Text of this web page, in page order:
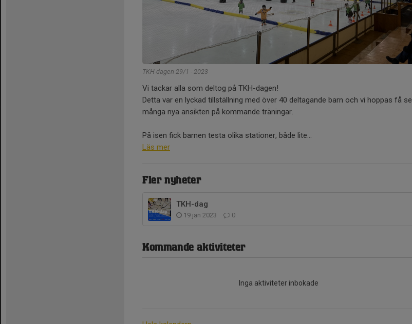
TKH-dagen 29/1 - 2023
Vi tackar alla som deltog på TKH-dagen!
Detta var en lyckad tillställning med över 40 deltagande barn och vi hoppas få se
många nya ansikten på kommande träningar.
På isen fick barnen testa olika stationer, både lite...
Läs mer
Fler nyheter
TKH-dag
19 jan 2023 0
Kommande aktiviteter
Inga aktiviteter inbokade